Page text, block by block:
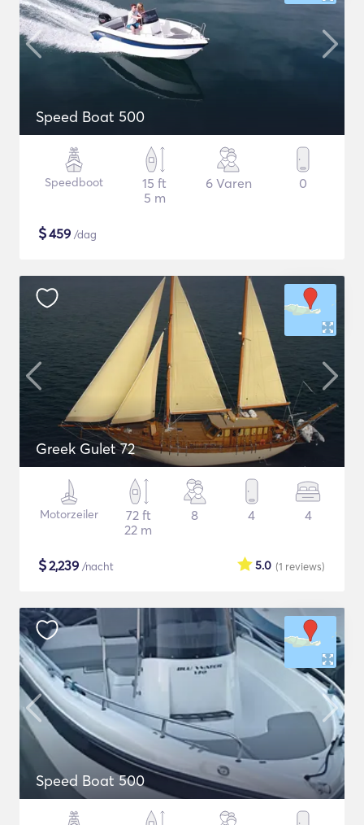
Speed Boat 500
Speedboot
15 ft
5 m
6 Varen 0
$459 /dag
Greek Gulet 72
Motorzeiler
72 ft
22 m
8 4 4
$2,239 /nacht (1 reviews)
5.0
Speed Boat 500